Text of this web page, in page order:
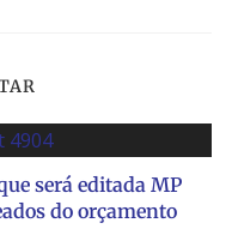
será editada MP
do orçamento